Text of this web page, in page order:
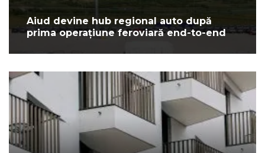
Aiud devine hub regional auto după
prima operațiune feroviară end-to-end